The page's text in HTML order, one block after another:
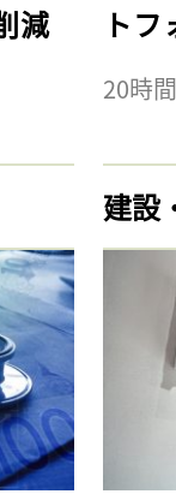
減
ト
20時
建設